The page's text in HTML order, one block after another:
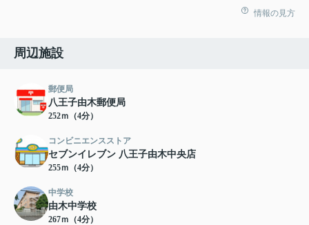
情報の見方
周辺施設
郵便局
八王子由木郵便局
252ｍ（4分）
コンビニエンスストア
セブンイレブン 八王子由木中央店
255ｍ（4分）
中学校
由木中学校
267ｍ（4分）